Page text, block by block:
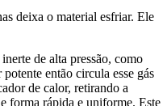
deixa o material esfriar. Ele
de alta pressão, como
então circula esse gás
de calor, retirando a
forma rápida e uniforme. Este